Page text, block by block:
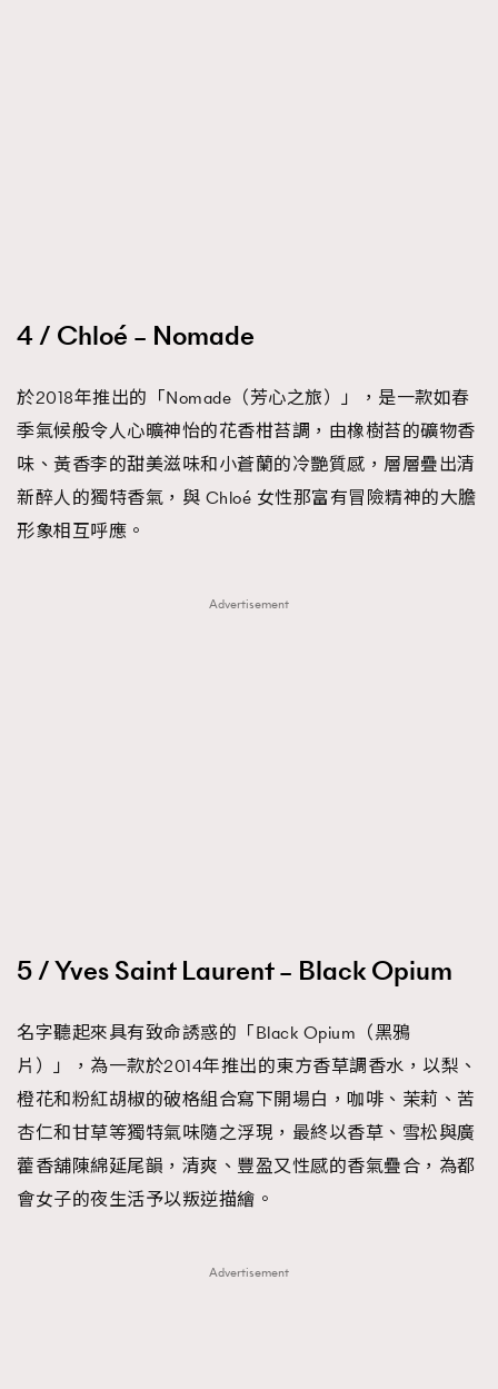
4 / Chloé – Nomade
於2018年推出的「Nomade（芳心之旅）」，是一款如春
季氣候般令人心曠神怡的花香柑苔調，由橡樹苔的礦物香
味、黃香李的甜美滋味和小蒼蘭的冷艷質感，層層疊出清
新醉人的獨特香氣，與 Chloé 女性那富有冒險精神的大膽
形象相互呼應。
Advertisement
5 / Yves Saint Laurent – Black Opium
名字聽起來具有致命誘惑的「Black Opium（黑鴉
片）」，為一款於2014年推出的東方香草調香水，以梨、
橙花和粉紅胡椒的破格組合寫下開場白，咖啡、茉莉、苦
杏仁和甘草等獨特氣味隨之浮現，最終以香草、雪松與廣
藿香舖陳綿延尾韻，清爽、豐盈又性感的香氣疊合，為都
會女子的夜生活予以叛逆描繪。
Advertisement